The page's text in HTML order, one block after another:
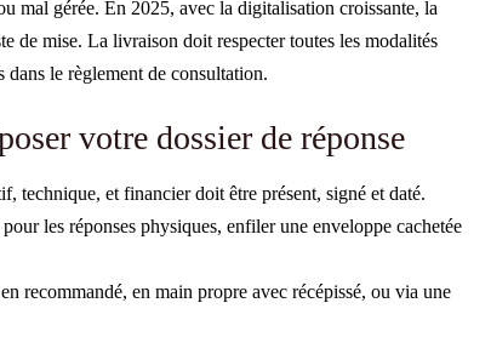
mal gérée. En 2025, avec la digitalisation croissante, la
de mise. La livraison doit respecter toutes les modalités
dans le règlement de consultation.
votre dossier de réponse
technique, et financier doit être présent, signé et daté.
pour les réponses physiques, enfiler une enveloppe cachetée
recommandé, en main propre avec récépissé, ou via une